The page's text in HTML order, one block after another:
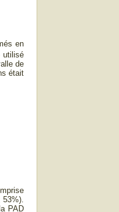
en
de
était
PAD